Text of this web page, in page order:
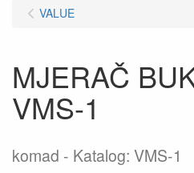
VALUE
MJERAČ
VMS-1
komad Katalog: VMS-1